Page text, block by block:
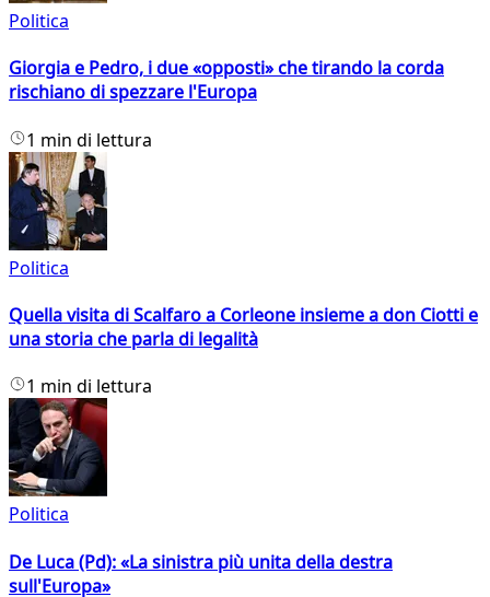
Politica
Giorgia e Pedro, i due «opposti» che tirando la corda
rischiano di spezzare l'Europa
1 min di lettura
Politica
Quella visita di Scalfaro a Corleone insieme a don Ciotti e
una storia che parla di legalità
1 min di lettura
Politica
De Luca (Pd): «La sinistra più unita della destra
sull'Europa»